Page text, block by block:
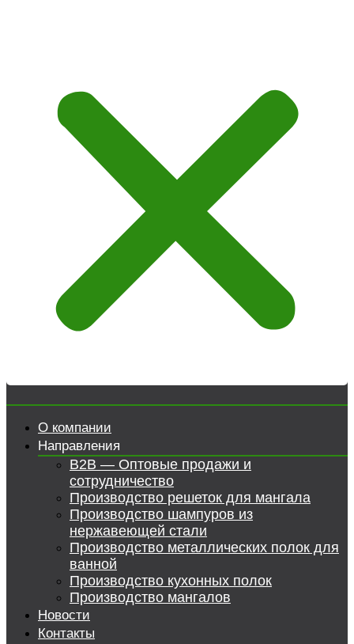
О компании
Направления
B2B — Оптовые продажи и
сотрудничество
Производство решеток для мангала
Производство шампуров из
нержавеющей стали
Производство металлических полок для
ванной
Производство кухонных полок
Производство мангалов
Новости
Контакты